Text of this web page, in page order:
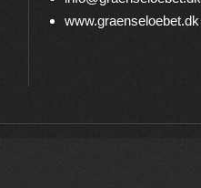
www.graenseloebet.dk